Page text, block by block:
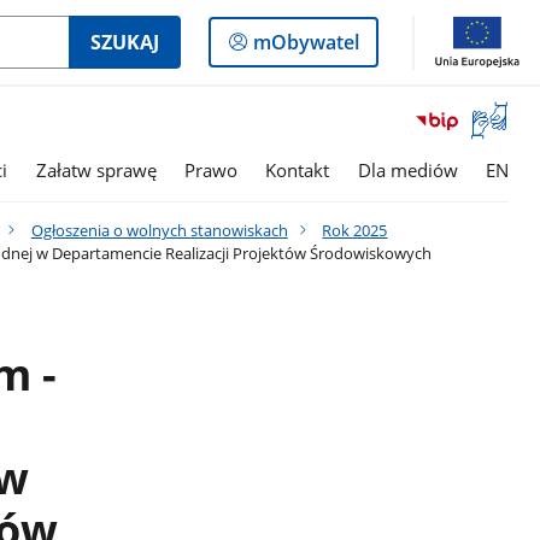
SZUKAJ
Logowanie
do
mObywatel
Otwórz
okno
Załatw sprawę Prawo Kontakt Dla mediów EN
Ogłoszenia o wolnych stanowiskach
Rok 2025
w Departamencie Realizacji Projektów Środowiskowych
-